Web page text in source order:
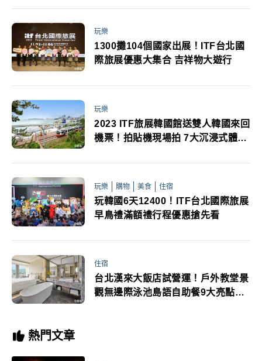
玩樂
1300攤104個國家出展！ITF台北國
際旅展優惠大集合 吉祥物大遊行
玩樂
2023 ITF旅展韓國館送雙人韓國來回
機票！拍貼機現場拍 7大沉浸式體驗
玩樂 購物 美食 住宿
玩韓國6天12400！ITF台北國際旅展
早鳥禮滿額禮行程優惠搶先看
住宿
台北漢來大飯店試營運！戶外教堂景
觀無邊際泳池島語自助餐9大亮點吸
熱門文章